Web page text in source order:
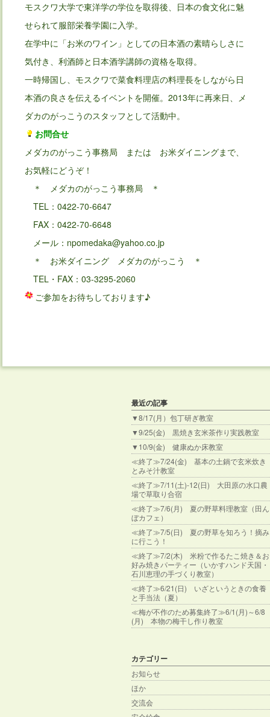
モスクワ大学で東洋学の学位を取得後、日本の食文化に魅
せられて服部栄養学園に入学。
在学中に「お米のワイン」としての日本酒の素晴らしさに
気付き、利酒師と日本酒学講師の資格を取得。
一時帰国し、モスクワで菜食料理店の料理長をしながら日
本酒の良さを伝えるイベントを開催。2013年に再来日、メ
ダカのがっこうのスタッフとして活動中。
お問合せ
メダカのがっこう事務局 または お米ダイニングまで、
お気軽にどうぞ！
＊ メダカのがっこう事務局 ＊
TEL：0422-70-6647
FAX：0422-70-6648
メール：npomedaka@yahoo.co.jp
＊ お米ダイニング メダカのがっこう ＊
TEL・FAX：03-3295-2060
ご参加をお待ちしております♪
最近の記事
▼8/17(月）包丁研ぎ教室
▼9/25(金) 黒焼き玄米茶作り実践教室
▼10/9(金) 健康ぬか床教室
≪終了≫7/24(金) 基本の土鍋で玄米炊き
とみそ汁教室
≪終了≫7/11(土)-12(日) 大田原の水口農
場で草取り合宿
≪終了≫7/6(月) 夏の野草料理教室（田ん
ぼカフェ）
≪終了≫7/5(日) 夏の野草を知ろう！摘み
に行こう！
≪終了≫7/2(木) 米粉で作るたこ焼き＆お
好み焼きパーティー（いかすハンド天国・
石川恵理の手づくり教室）
≪終了≫6/21(日) いざというときの食養
と手当法（夏）
≪梅が不作のため募集終了≫6/1(月)～6/8
(月) 本物の梅干し作り教室
カテゴリー
お知らせ
ほか
交流会